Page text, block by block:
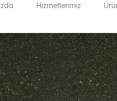
Hizmetlerimiz